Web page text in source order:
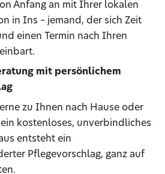
Anfang an mit Ihrer lokalen
in Ins – jemand, der sich Zeit
einen Termin nach Ihren
mit persönlichem
zu Ihnen nach Hause oder
kostenloses, unverbindliches
entsteht ein
Pflegevorschlag, ganz auf